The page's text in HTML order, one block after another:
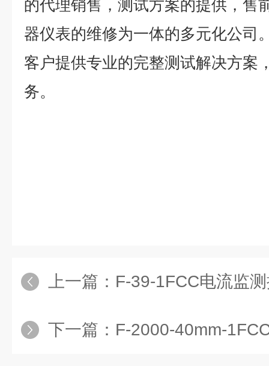
的代理销售，测试方案的提供，售
器仪表的维修为一体的多元化公司
客户提供专业的完整测试解决方案
务。
上一篇： F-39-1FCC电流监
下一篇： F-2000-40mm-